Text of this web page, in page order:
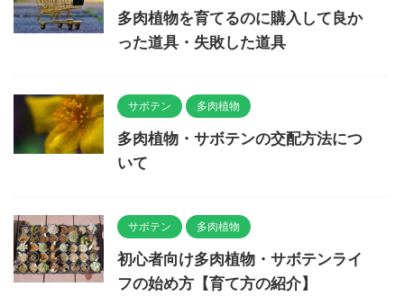
多肉植物を育てるのに購入して良か
った道具・失敗した道具
サボテン 多肉植物
多肉植物・サボテンの交配方法につ
いて
サボテン 多肉植物
初心者向け多肉植物・サボテンライ
フの始め方【育て方の紹介】